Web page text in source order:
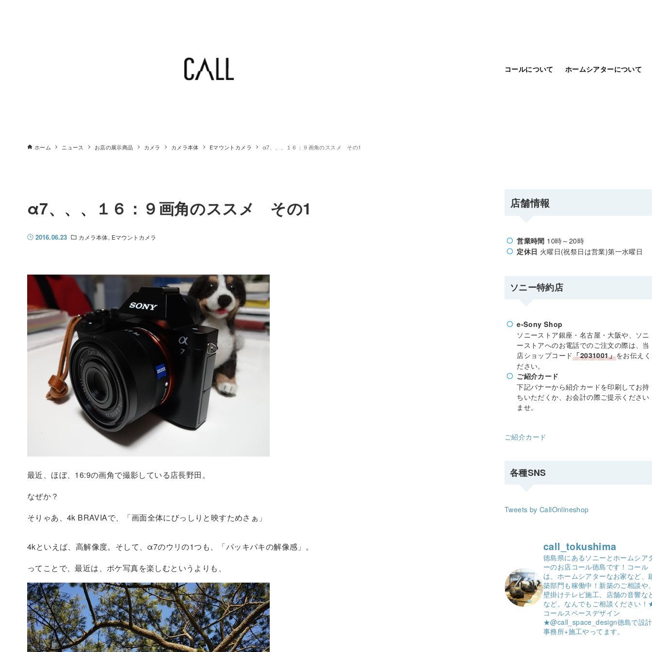
コールについて ホームシアターについて
ホーム ニュース お店の展示商品 カメラ カメラ本体 Eマウントカメラ α7、、、１６：９画角のススメ その1
α7、、、１６：９画角のススメ その1
2016.06.23 カメラ本体 Eマウントカメラ
最近、ほぼ、16:9の画角で撮影している店長野田。
なぜか？
そりゃあ、4k BRAVIAで、「画面全体にびっしりと映すためさぁ」
4kといえば、高解像度。そして、α7のウリの1つも、「パッキパキの解像感」。
ってことで、最近は、ボケ写真を楽しむというよりも、
店舗情報
営業時間 10時～20時
定休日 火曜日(祝祭日は営業)第一水曜日
ソニー特約店
e-Sony Shop
ソニーストア銀座・名古屋・大阪や、ソニ
ーストアへのお電話でのご注文の際は、当
店ショップコード「2031001」をお伝えく
ださい。
ご紹介カード
下記バナーから紹介カードを印刷してお持
ちいただくか、お会計の際ご提示ください
ませ。
ご紹介カード
各種SNS
Tweets by CallOnlineshop
call_tokushima
徳島県にあるソニーとホームシア
ーのお店コール徳島です！ コール
は、ホームシアターなお家など、
築部門も稼働中！ 新築のご相談や
壁掛けテレビ施工、店舗の音響な
など。 なんでもご相談ください！
コールスペースデザイン
★@call_space_design徳島で設計
事務所+施工やってます。